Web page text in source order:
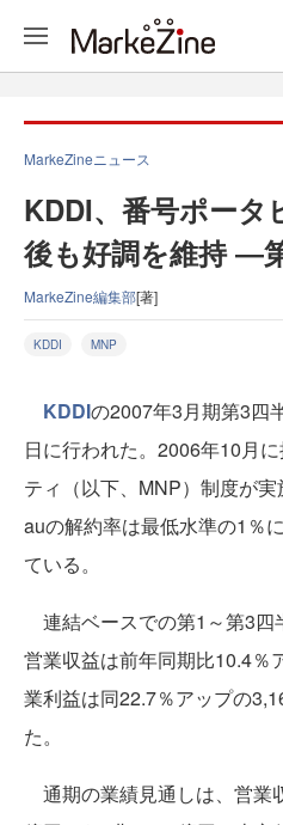
MarkeZineニュース
KDDI、番号ポータ
後も好調を維持 ―
MarkeZine編集部[著]
KDDI MNP
KDDIの2007年3月期第3四
日に行われた。2006年10月
ティ（以下、MNP）制度が
auの解約率は最低水準の1％
ている。
連結ベースでの第1～第3四
営業収益は前年同期比10.4％
業利益は同22.7％アップの
た。
通期の業績見通しは、営業